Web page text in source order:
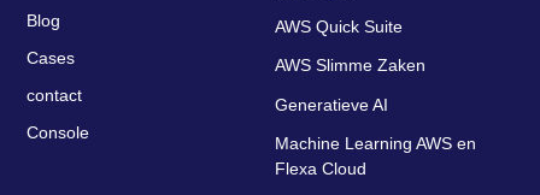
Blog
Cases
contact
Console
AWS Quick Suite
AWS Slimme Zaken
Generatieve AI
Machine Learning AWS en
Flexa Cloud